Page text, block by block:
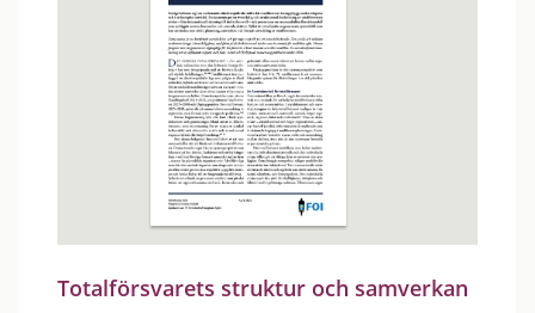
Totalförsvarets struktur och samverkan